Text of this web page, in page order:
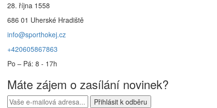
28. října 1558
686 01 Uherské Hradiště
info@sporthokej.cz
+420605867863
Po – Pá: 8 - 17h
Máte zájem o zasílání novinek?